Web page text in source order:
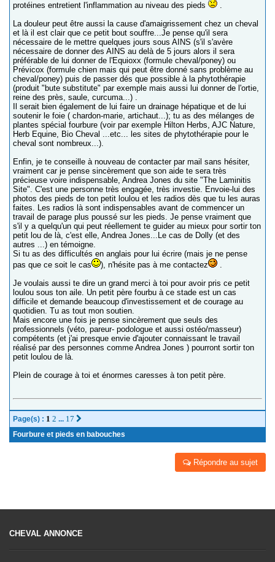
protéines entretient l'inflammation au niveau des pieds
.
La douleur peut être aussi la cause d'amaigrissement chez un cheval
et là il est clair que ce petit bout souffre...Je pense qu'il sera
nécessaire de le mettre quelques jours sous AINS (s'il s'avère
nécessaire de donner des AINS au delà de 5 jours alors il sera
préférable de lui donner de l'Equioxx (formule cheval/poney) ou
Prévicox (formule chien mais qui peut être donné sans problème au
cheval/poney) puis de passer dés que possible à la phytothérapie
(produit "bute substitute" par exemple mais aussi lui donner de l'ortie,
reine des près, saule, curcuma...) .
Il serait bien également de lui faire un drainage hépatique et de lui
soutenir le foie ( chardon-marie, artichaut...); tu as des mélanges de
plantes spécial fourbure (voir par exemple Hilton Herbs, AJC Nature,
Herb Equine, Bio Cheval ...etc... les sites de phytothérapie pour le
cheval sont nombreux...).
Enfin, je te conseille à nouveau de contacter par mail sans hésiter,
vraiment car je pense sincèrement que son aide te sera très
précieuse voire indispensable, Andrea Jones du site "The Laminitis
Site". C'est une personne très engagée, très investie. Envoie-lui des
photos des pieds de ton petit loulou et les radios dès que tu les auras
faites. Les radios là sont indispensables avant de commencer un
travail de parage plus poussé sur les pieds. Je pense vraiment que
s'il y a quelqu'un qui peut réellement te guider au mieux pour sortir ton
petit lou de là, c'est elle, Andrea Jones...Le cas de Dolly (et des
autres ...) en témoigne.
Si tu as des difficultés en anglais pour lui écrire (mais je ne pense
pas que ce soit le cas
), n'hésite pas à me contactez
.
Je voulais aussi te dire un grand merci à toi pour avoir pris ce petit
loulou sous ton aile. Un petit père fourbu à ce stade est un cas
difficile et demande beaucoup d'investissement et de courage au
quotidien. Tu as tout mon soutien.
Mais encore une fois je pense sincèrement que seuls des
professionnels (véto, pareur- podologue et aussi ostéo/masseur)
compétents (et j'ai presque envie d'ajouter connaissant le travail
réalisé par des personnes comme Andrea Jones ) pourront sortir ton
petit loulou de là.
Plein de courage à toi et énormes caresses à ton petit père.
Page(s) : 1 2 ... 17
Fourbure et pieds en babouches
Répondre au sujet
CHEVAL ANNONCE